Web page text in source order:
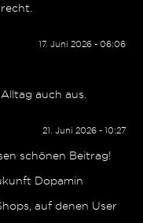
17. Juni 2026 - 06:06
auch aus.
21. Juni 2026 - 10:27
schönen Beitrag!
Dopamin
auf denen User